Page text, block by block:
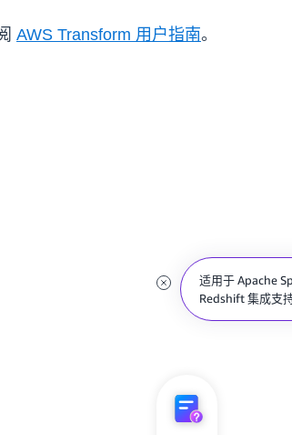
AWS Transform 用户指南。
适用于 Apache
Redshift 集成支